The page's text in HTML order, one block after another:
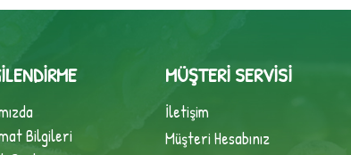
Bilgileri
MÜŞTERI SERVISI
İletişim
Müşteri Hesabınız